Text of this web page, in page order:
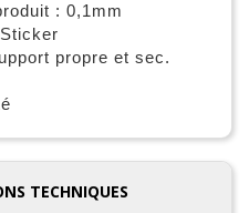
: 0,1mm
propre et sec.
TECHNIQUES